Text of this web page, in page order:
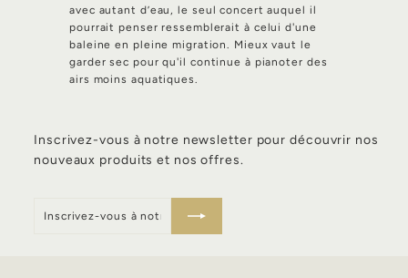
avec autant d’eau, le seul concert auquel il
pourrait penser ressemblerait à celui d'une
baleine en pleine migration. Mieux vaut le
garder sec pour qu'il continue à pianoter des
airs moins aquatiques.
Inscrivez-vous à notre newsletter pour découvrir nos
nouveaux produits et nos offres.
vous